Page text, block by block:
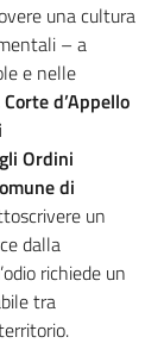
una cultura
– a
e nelle
Corte d’Appello
Ordini
di
un
dalla
richiede un
tra